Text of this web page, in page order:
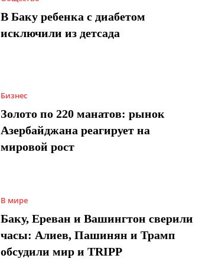
В Баку ребенка с диабетом
исключили из детсада
Бизнес
Золото по 220 манатов: рынок
Азербайджана реагирует на
мировой рост
В мире
Баку, Ереван и Вашингтон сверили
часы: Алиев, Пашинян и Трамп
обсудили мир и TRIPP